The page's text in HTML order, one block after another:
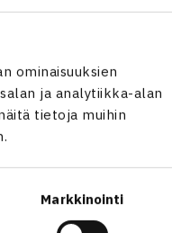
ominaisuuksien
ja analytiikka-alan
tietoja muihin
Markkinointi
Vierumäki Cupin
Kutsut leirille